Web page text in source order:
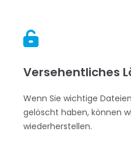

Versehentliches
Wenn Sie wichtige
gelöscht haben, können
wiederherstellen.